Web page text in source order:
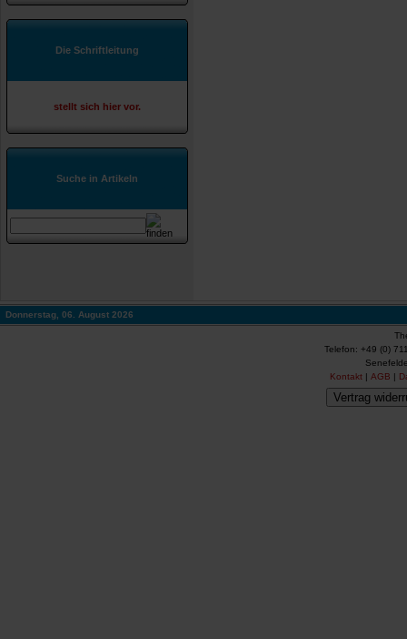
Die Schriftleitung
stellt sich hier vor.
Suche in Artikeln
Donnerstag, 06. August 2026
Telefon: +49 (0)
Kontakt | AGB |
Vertrag